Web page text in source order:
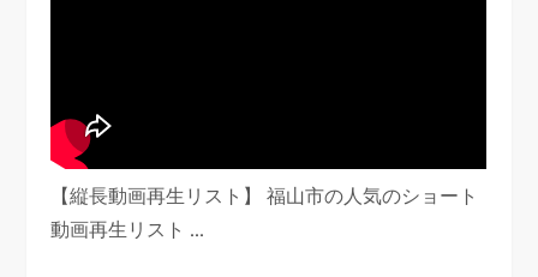
【縦長動画再生リスト】 福山市の人気のショート
動画再生リスト ...